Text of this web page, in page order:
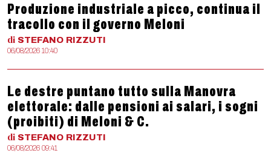
Produzione industriale a picco, continua il
tracollo con il governo Meloni
di STEFANO RIZZUTI
06/08/2026 10:40
Le destre puntano tutto sulla Manovra
elettorale: dalle pensioni ai salari, i sogni
(proibiti) di Meloni & C.
di STEFANO RIZZUTI
06/08/2026 09:41